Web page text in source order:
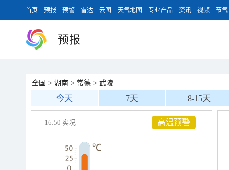
首页 预报 预警 雷达 云图 天气地图 专业产品 资讯 视频 节气
预报
全国 > 湖南 > 常德 > 武陵
今天 7天 8-15天
高温预警
16:50 实况